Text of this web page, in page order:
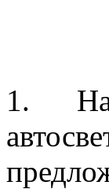
1.